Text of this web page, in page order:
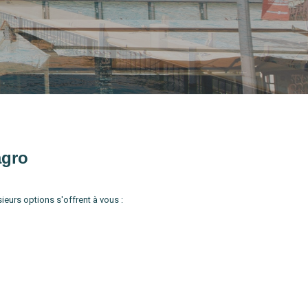
options s'offrent à vous :